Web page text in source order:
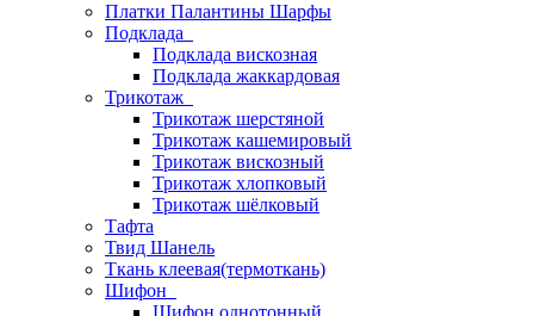
Платки Палантины Шарфы
Подклада
Подклада вискозная
Подклада жаккардовая
Трикотаж
Трикотаж шерстяной
Трикотаж кашемировый
Трикотаж вискозный
Трикотаж хлопковый
Трикотаж шёлковый
Тафта
Твид Шанель
Ткань клеевая(термоткань)
Шифон
Шифон однотонный